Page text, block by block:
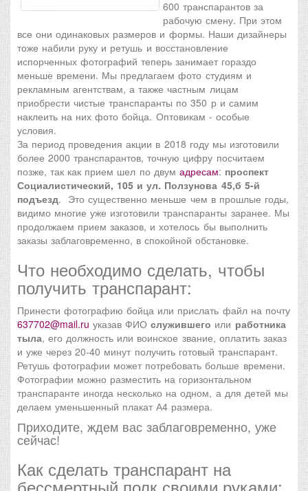
600 транспарантов за
рабочую смену. При этом
все они одинаковых размеров и формы. Наши дизайнеры
тоже набили руку и ретушь и восстановление
испорченных фотографий теперь занимает гораздо
меньше времени. Мы предлагаем фото студиям и
рекламным агентствам, а также частным лицам
приобрести чистые транспаранты по 350 р и самим
наклеить на них фото бойца. Оптовикам - особые
условия.
За период проведения акции в 2018 году мы изготовили
более 2000 транспарантов, точную цифру посчитаем
позже, так как прием шел по двум адресам: проспект
Социалистический, 105 и ул. Ползунова 45,б 5-й
подъезд. Это существенно меньше чем в прошлые годы,
видимо многие уже изготовили транспаранты заранее. Мы
продолжаем прием заказов, и хотелось бы выполнить
заказы заблаговременно, в спокойной обстановке.
Что необходимо сделать, чтобы
получить транспарант:
Принести фотографию бойца или прислать файл на почту
637702@mail.ru указав ФИОслужившего или работника
тыла, его должность или воинское звание, оплатить заказ
и уже через 20-40 минут получить готовый транспарант.
Ретушь фотографии может потребовать больше времени.
Фотографии можно разместить на горизонтальном
транспаранте иногда несколько на одном, а для детей мы
делаем уменьшенный плакат А4 размера.
Приходите, ждем вас заблаговременно, уже
сейчас!
Как сделать транспарант на